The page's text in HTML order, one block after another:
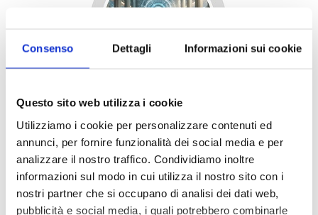
Consenso Dettagli Informazioni sui cookie
Questo sito web utilizza i cookie
Utilizziamo i cookie per personalizzare contenuti ed
annunci, per fornire funzionalità dei social media e per
analizzare il nostro traffico. Condividiamo inoltre
informazioni sul modo in cui utilizza il nostro sito con i
nostri partner che si occupano di analisi dei dati web,
pubblicità e social media, i quali potrebbero combinarle